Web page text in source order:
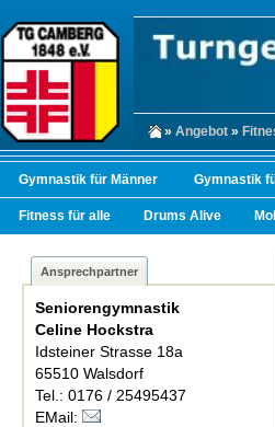
» Angebot »
Gymnastik für Männer Gymnastik
Fitness für alle Drums Alive
Ansprechpartner
Seniorengymnastik
Celine Hockstra
Idsteiner Strasse 18a
65510 Walsdorf
Tel.: 0176 / 25495437
EMail: